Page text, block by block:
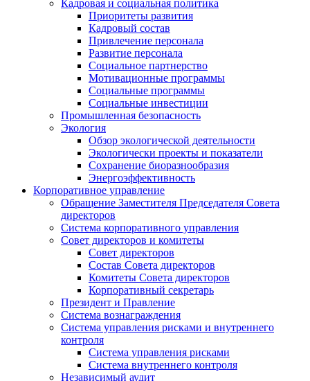
Кадровая и социальная политика
Приоритеты развития
Кадровый состав
Привлечение персонала
Развитие персонала
Социальное партнерство
Мотивационные программы
Социальные программы
Социальные инвестиции
Промышленная безопасность
Экология
Обзор экологической деятельности
Экологически проекты и показатели
Сохранение биоразнообразия
Энергоэффективность
Корпоративное управление
Обращение Заместителя Председателя Совета
директоров
Система корпоративного управления
Совет директоров и комитеты
Совет директоров
Состав Совета директоров
Комитеты Совета директоров
Корпоративный секретарь
Президент и Правление
Система вознаграждения
Система управления рисками и внутреннего
контроля
Система управления рисками
Система внутреннего контроля
Независимый аудит